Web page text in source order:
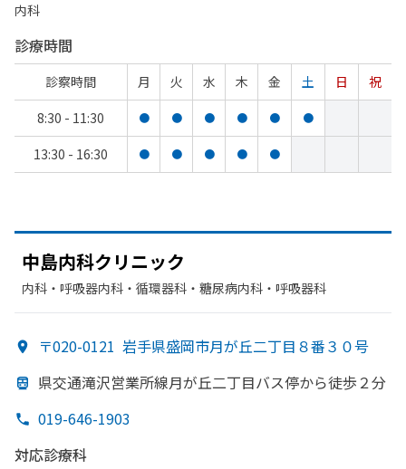
内科
診療時間
診察時間 月 火 水 木 金 土 日
祝
8:30 - 11:30
● ● ● ● ● ●
13:30 - 16:30 ● ● ● ● ●
中島内科クリニック
内科・​呼吸器内科・​循環器科・​糖尿病内科・​呼吸器科
〒020-0121 岩手県盛岡市月が丘二丁目８番３０号
県交通滝沢営業所線月が丘二丁目バス停から徒歩２分
019-646-1903
対応診療科